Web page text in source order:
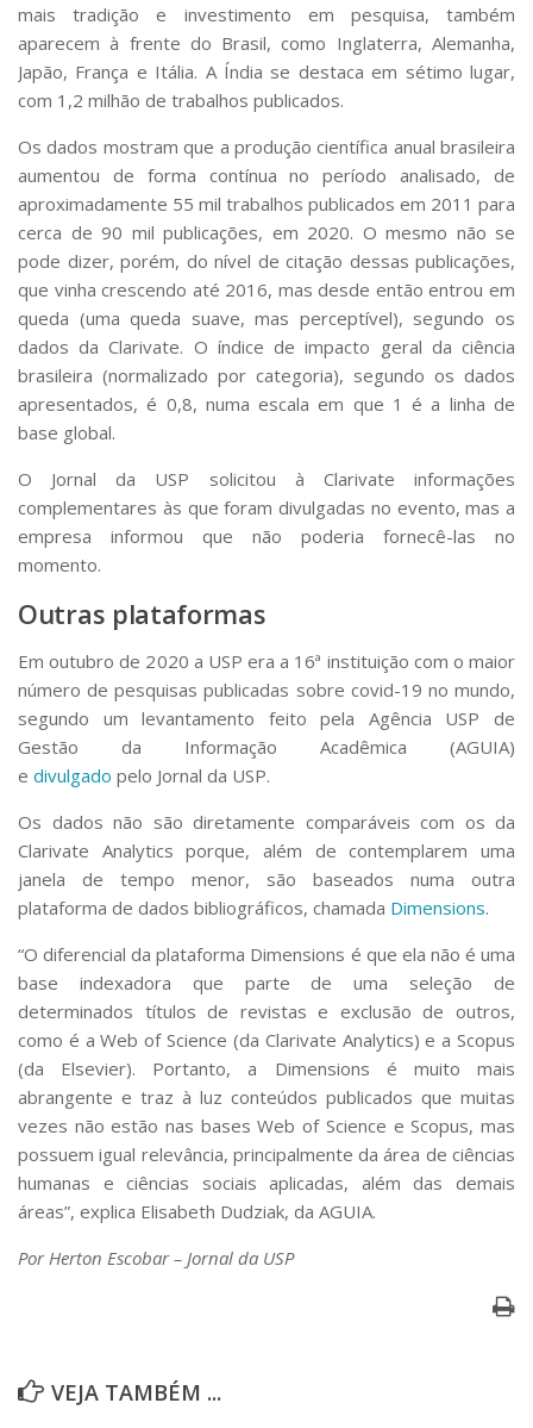
mais tradição e investimento em pesquisa, também
aparecem à frente do Brasil, como Inglaterra, Alemanha,
Japão, França e Itália. A Índia se destaca em sétimo lugar,
com 1,2 milhão de trabalhos publicados.
Os dados mostram que a produção científica anual brasileira
aumentou de forma contínua no período analisado, de
aproximadamente 55 mil trabalhos publicados em 2011 para
cerca de 90 mil publicações, em 2020. O mesmo não se
pode dizer, porém, do nível de citação dessas publicações,
que vinha crescendo até 2016, mas desde então entrou em
queda (uma queda suave, mas perceptível), segundo os
dados da Clarivate. O índice de impacto geral da ciência
brasileira (normalizado por categoria), segundo os dados
apresentados, é 0,8, numa escala em que 1 é a linha de
base global.
O Jornal da USP solicitou à Clarivate informações
complementares às que foram divulgadas no evento, mas a
empresa informou que não poderia fornecê-las no
momento.
Outras plataformas
Em outubro de 2020 a USP era a 16ª instituição com o maior
número de pesquisas publicadas sobre covid-19 no mundo,
segundo um levantamento feito pela Agência USP de
Gestão da Informação Acadêmica (AGUIA)
e divulgado pelo Jornal da USP.
Os dados não são diretamente comparáveis com os da
Clarivate Analytics porque, além de contemplarem uma
janela de tempo menor, são baseados numa outra
plataforma de dados bibliográficos, chamada Dimensions.
“O diferencial da plataforma Dimensions é que ela não é uma
base indexadora que parte de uma seleção de
determinados títulos de revistas e exclusão de outros,
como é a Web of Science (da Clarivate Analytics) e a Scopus
(da Elsevier). Portanto, a Dimensions é muito mais
abrangente e traz à luz conteúdos publicados que muitas
vezes não estão nas bases Web of Science e Scopus, mas
possuem igual relevância, principalmente da área de ciências
humanas e ciências sociais aplicadas, além das demais
áreas”, explica Elisabeth Dudziak, da AGUIA.
Por Herton Escobar – Jornal da USP
VEJA TAMBÉM ...